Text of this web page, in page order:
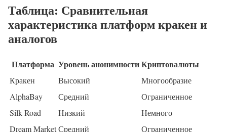
Таблица: Сравнительная
характеристика платформ кракен и
аналогов
Платформа Уровень анонимностиКриптовалюты
Кракен Высокий
Многообразие
AlphaBay
Средний
Ограниченное
Silk Road
Низкий
Немного
Dream MarketСредний Ограниченное